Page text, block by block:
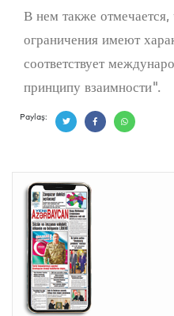
В нем также
ограничения имеют
соответствует
принципу взаимности".
Paylaş: